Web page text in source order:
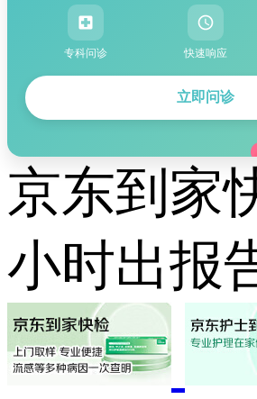
专科问诊 快速响应
立即问诊
京东到家
小时出报